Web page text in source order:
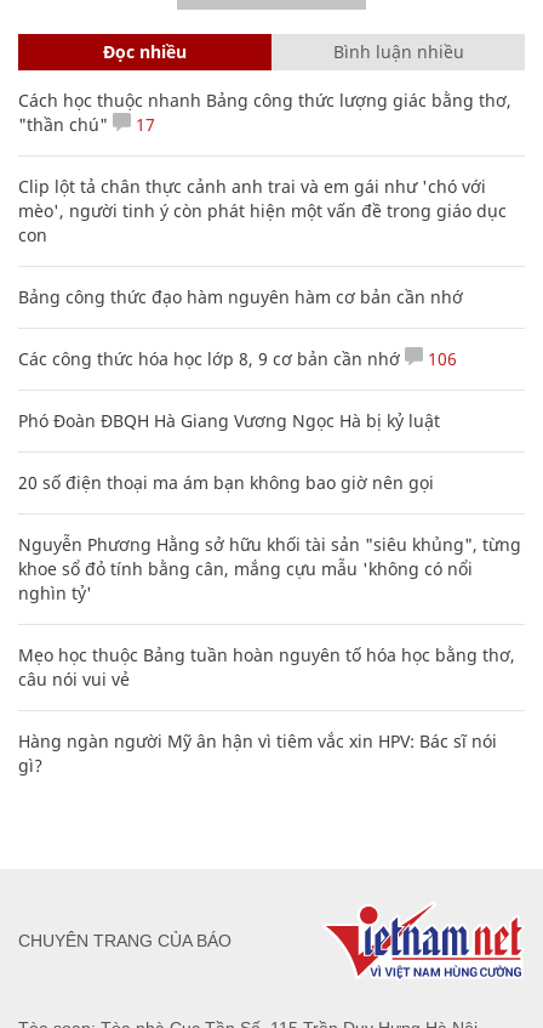
Đọc nhiều Bình luận nhiều
Cách học thuộc nhanh Bảng công thức lượng giác bằng thơ,
"thần chú"
17
Clip lột tả chân thực cảnh anh trai và em gái như 'chó với
mèo', người tinh ý còn phát hiện một vấn đề trong giáo dục
con
Bảng công thức đạo hàm nguyên hàm cơ bản cần nhớ
Các công thức hóa học lớp 8, 9 cơ bản cần nhớ 106
Phó Đoàn ĐBQH Hà Giang Vương Ngọc Hà bị kỷ luật
20 số điện thoại ma ám bạn không bao giờ nên gọi
Nguyễn Phương Hằng sở hữu khối tài sản "siêu khủng", từng
khoe sổ đỏ tính bằng cân, mắng cựu mẫu 'không có nổi
nghìn tỷ'
Mẹo học thuộc Bảng tuần hoàn nguyên tố hóa học bằng thơ,
câu nói vui vẻ
Hàng ngàn người Mỹ ân hận vì tiêm vắc xin HPV: Bác sĩ nói
gì?
CHUYÊN TRANG CỦA BÁO